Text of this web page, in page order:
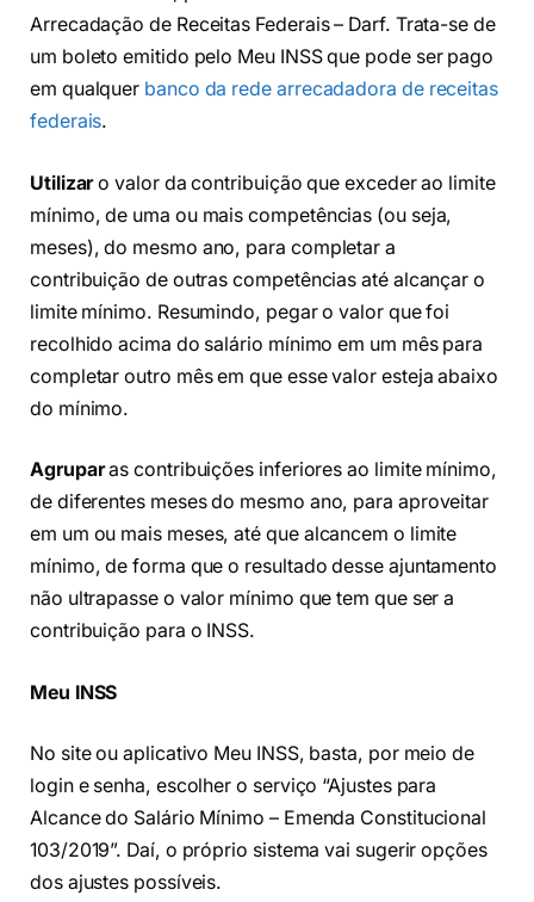
Arrecadação de Receitas Federais – Darf. Trata-se de
um boleto emitido pelo Meu INSS que pode ser pago
em qualquer banco da rede arrecadadora de receitas
federais.
Utilizaro valor da contribuição que exceder ao limite
mínimo, de uma ou mais competências (ou seja,
meses), do mesmo ano, para completar a
contribuição de outras competências até alcançar o
limite mínimo. Resumindo, pegar o valor que foi
recolhido acima do salário mínimo em um mês para
completar outro mês em que esse valor esteja abaixo
do mínimo.
Agruparas contribuições inferiores ao limite mínimo,
de diferentes meses do mesmo ano, para aproveitar
em um ou mais meses, até que alcancem o limite
mínimo, de forma que o resultado desse ajuntamento
não ultrapasse o valor mínimo que tem que ser a
contribuição para o INSS.
Meu INSS
No site ou aplicativo Meu INSS, basta, por meio de
login e senha, escolher o serviço “Ajustes para
Alcance do Salário Mínimo – Emenda Constitucional
103/2019”. Daí, o próprio sistema vai sugerir opções
dos ajustes possíveis.